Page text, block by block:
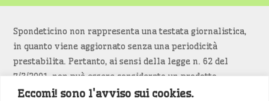
Eccomi! sono l'avviso sui cookies.
Spondeticino non rappresenta una testata giornalistica,
in quanto viene aggiornato senza una periodicità
prestabilita. Pertanto, ai sensi della legge n. 62 del
7/3/2001, non può essere considerato un prodotto
editoriale.